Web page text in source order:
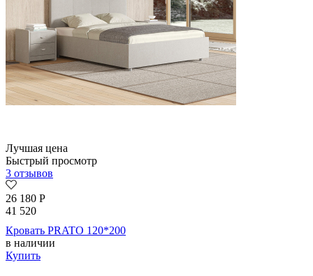
Лучшая цена
Быстрый просмотр
3 отзывов
26 180 Р
41 520
Кровать PRATO 120*200
в наличии
Купить